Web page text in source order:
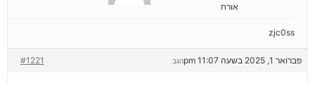
אורח
zjc0ss
פברואר 1, 2025 בשעה 11:07 pm #1221 הגב